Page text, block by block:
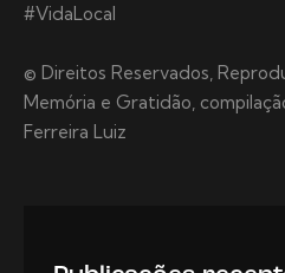
#VidaLocal
© Direitos Reservados,
Memória e Gratidão,
Ferreira Luiz